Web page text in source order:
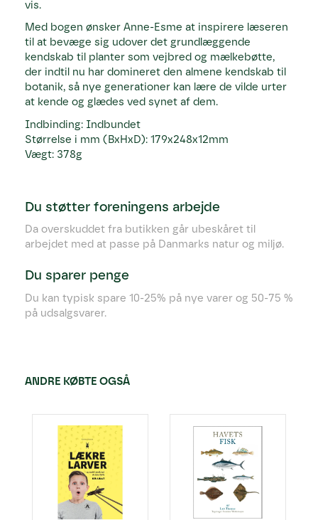
vis.
Med bogen ønsker Anne-Esme at inspirere læseren
til at bevæge sig udover det grundlæggende
kendskab til planter som vejbred og mælkebøtte,
der indtil nu har domineret den almene kendskab til
botanik, så nye generationer kan lære de vilde urter
at kende og glædes ved synet af dem.
Indbinding: Indbundet
Størrelse i mm (BxHxD): 179x248x12mm
Vægt: 378g
Du støtter foreningens arbejde
Da overskuddet fra butikken går ubeskåret til
arbejdet med at passe på Danmarks natur og miljø.
Du sparer penge
Du kan typisk spare 10-25% på nye varer og 50-75 %
på udsalgsvarer.
ANDRE KØBTE OGSÅ